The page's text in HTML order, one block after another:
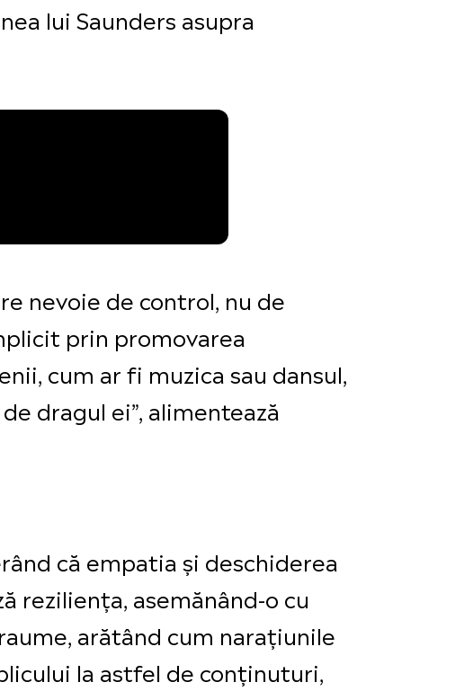
lui Saunders asupra
nevoie de control, nu de
prin promovarea
cum ar fi muzica sau dansul,
dragul ei”, alimentează
că empatia și deschiderea
reziliența, asemănând-o cu
arătând cum narațiunile
la astfel de conținuturi,